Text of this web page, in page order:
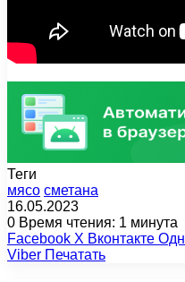
Теги
мясо сметана
16.05.2023
0 Время чтения: 1 минута
Facebook X Вконтакте
Viber Печатать